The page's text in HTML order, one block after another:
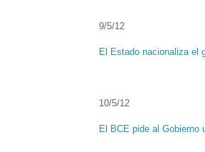
9/5/12
El Estado nacionaliza el
10/5/12
El BCE pide al Gobierno